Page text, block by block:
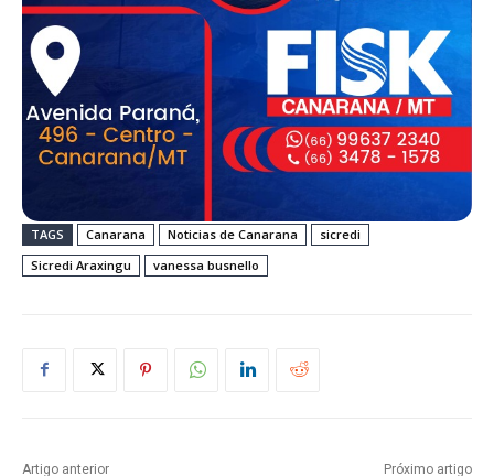
TAGS Canarana Noticias de Canarana
sicredi
Sicredi Araxingu
vanessa busnello
Artigo anterior Próximo artigo